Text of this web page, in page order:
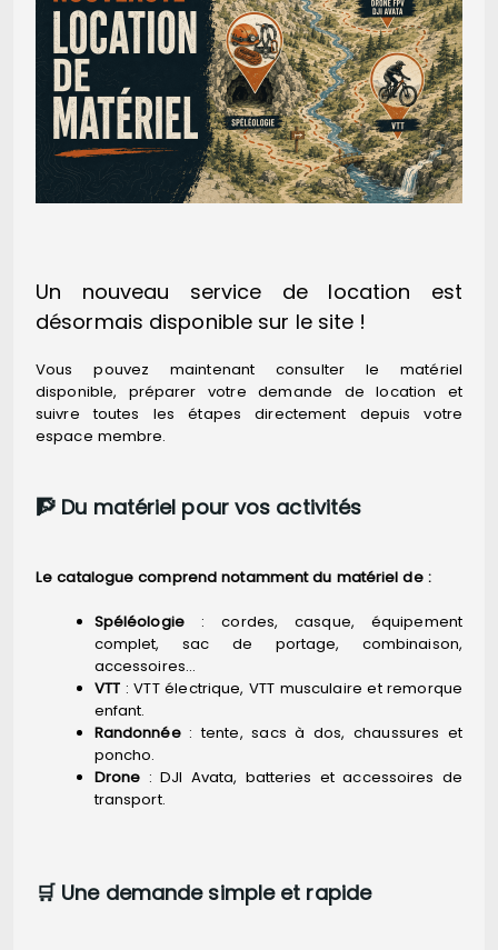
Un nouveau service de location est
désormais disponible sur le site !
Vous pouvez maintenant consulter le matériel
disponible, préparer votre demande de location et
suivre toutes les étapes directement depuis votre
espace membre.
🧗 Du matériel pour vos activités
Le catalogue comprend notamment du matériel de :
Spéléologie: cordes, casque, équipement
complet, sac de portage, combinaison,
accessoires…
VTT : VTT électrique, VTT musculaire et remorque
enfant.
Randonnée: tente, sacs à dos, chaussures et
poncho.
Drone : DJI Avata, batteries et accessoires de
transport.
🛒 Une demande simple et rapide